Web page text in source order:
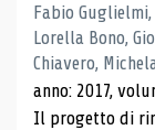
Fabio
Lorella Bono,
Chiavero,
anno: 2017,
Il progetto di